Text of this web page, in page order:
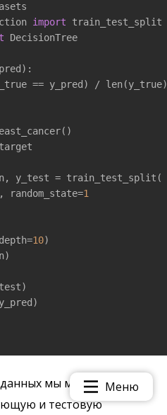
import
DecisionTree
:
== y_pred) / len(y_true)
y_test = train_test_split(
, random_state=1
10)
мы можем
и тестовую
Меню